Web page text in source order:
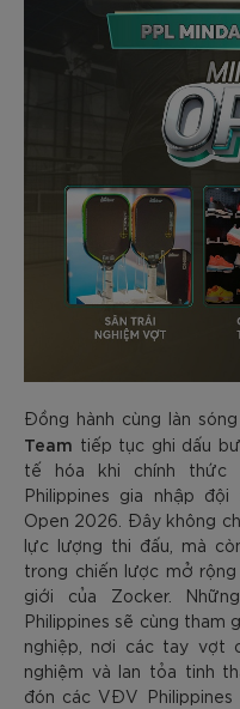
Đồng hành cùng làn
Team tiếp tục ghi dấu
tế hóa khi chính thức
Philippines gia nhập
Open 2026. Đây không
lực lượng thi đấu, mà
trong chiến lược mở
giới của Zocker.
Philippines sẽ cùng tham
nghiệp, nơi các tay vợt
nghiệm và lan tỏa tinh
đón các VĐV